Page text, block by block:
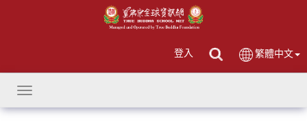
登入 繁體中文
Toggle
navigation